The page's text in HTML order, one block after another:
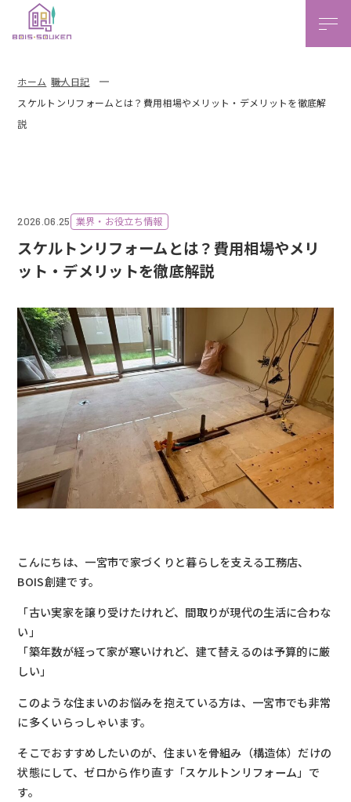
ホーム 職人日記
スケルトンリフォームとは？費用相場やメリット・デメリットを徹底解
説
スケルトンリフォームとは？費用相場やメリ
ット・デメリットを徹底解説
2026.06.25 業界・お役立ち情報
こんにちは、一宮市で家づくりと暮らしを支える工務店、
BOIS創建です。
「古い実家を譲り受けたけれど、間取りが現代の生活に合わな
い」
「築年数が経って家が寒いけれど、建て替えるのは予算的に厳
しい」
このような住まいのお悩みを抱えている方は、一宮市でも非常
に多くいらっしゃいます。
そこでおすすめしたいのが、住まいを骨組み（構造体）だけの
状態にして、ゼロから作り直す「スケルトンリフォーム」で
す。